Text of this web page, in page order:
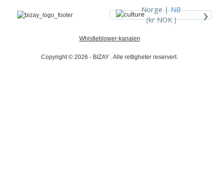
Norge |NB
(kr NOK )
›
Whistleblower-kanalen
Copyright © 2026 - BIZAY . Alle rettigheter reservert.